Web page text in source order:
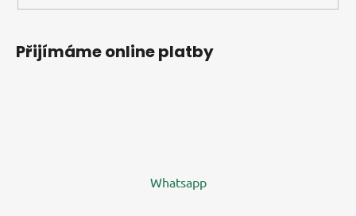
Přijímáme online platby
Whatsapp